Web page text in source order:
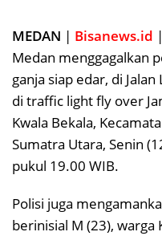
MEDAN | Bisanews.id
Medan menggagalkan
ganja siap edar, di
di traffic light fly over
Kwala Bekala,
Sumatra Utara, Senin
pukul 19.00 WIB.
Polisi juga
berinisial M (23), warga